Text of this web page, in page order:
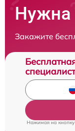
Нужна
Закажите
Нажимая на